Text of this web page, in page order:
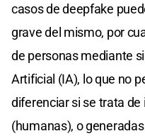
casos de deepfake
grave del mismo, por
de personas mediante
Artificial (IA), lo que no
diferenciar si se trata
(humanas), o